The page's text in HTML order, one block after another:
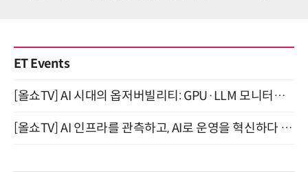
ET Events
[올쇼TV] AI 시대의 옵저버빌리티: GPU·LLM 모니터링부터 AI 기반 장애 대응까지 (8/11 생방송)
[올쇼TV] AI 인프라를 관측하고, AI로 운영을 혁신하다 (8월 11일 생방송)